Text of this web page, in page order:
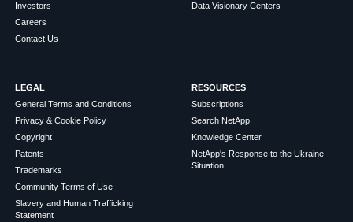
Investors
Careers
Contact Us
Data Visionary Centers
LEGAL
General Terms and Conditions
Privacy & Cookie Policy
Copyright
Patents
Trademarks
Community Terms of Use
Slavery and Human Trafficking
Statement
RESOURCES
Subscriptions
Search NetApp
Knowledge Center
NetApp's Response to the Ukraine
Situation